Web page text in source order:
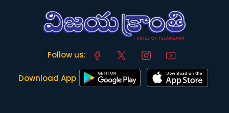
Follow us:
Download App